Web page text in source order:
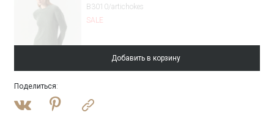
B3010/artichokes
SALE
Плащ с потайным капюшоном
Добавить в корзину
Поделиться: